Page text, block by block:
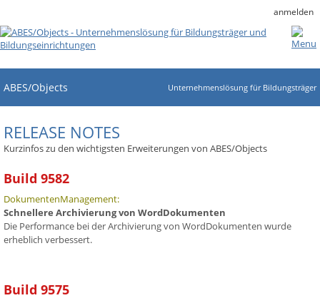
anmelden
ABES/Objects Unternehmenslösung für Bildungsträger
RELEASE NOTES
Kurzinfos zu den wichtigsten Erweiterungen von ABES/Objects
Build 9582
DokumentenManagement:
Schnellere Archivierung von WordDokumenten
Die Performance bei der Archivierung von WordDokumenten wurde
erheblich verbessert.
Build 9575